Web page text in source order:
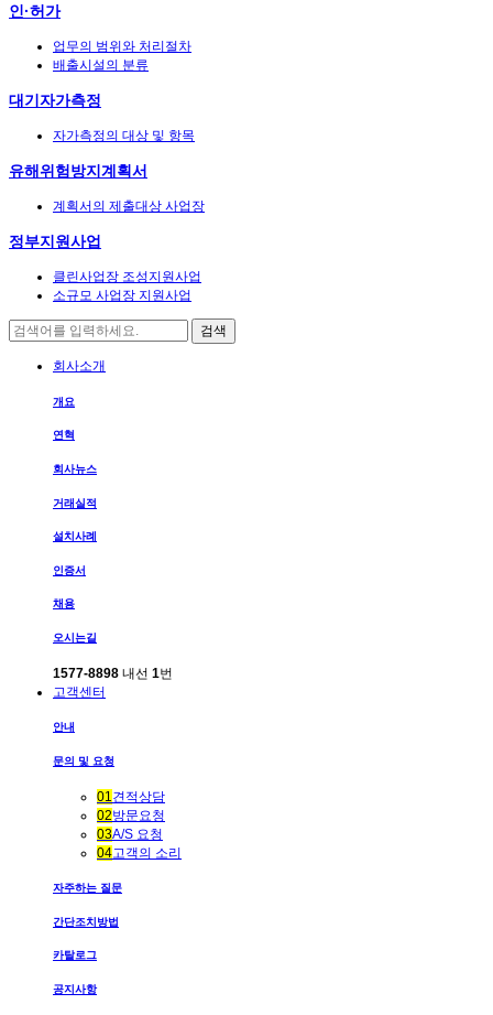
인·허가
업무의 범위와 처리절차
배출시설의 분류
대기자가측정
자가측정의 대상 및 항목
유해위험방지계획서
계획서의 제출대상 사업장
정부지원사업
클린사업장 조성지원사업
소규모 사업장 지원사업
검색
회사소개
개요
연혁
회사뉴스
거래실적
설치사례
인증서
채용
오시는길
1577-8898 내선 1번
고객센터
안내
문의 및 요청
01 견적상담
02방문요청
03A/S 요청
04고객의 소리
자주하는 질문
간단조치방법
카탈로그
공지사항